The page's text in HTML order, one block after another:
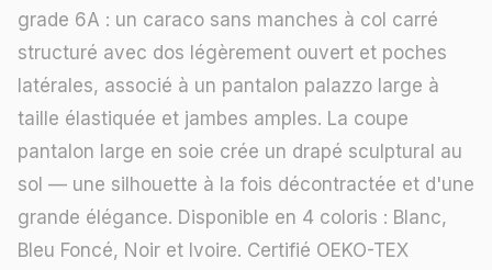
grade 6A : un caraco sans manches à col carré
structuré avec dos légèrement ouvert et poches
latérales, associé à un pantalon palazzo large à
taille élastiquée et jambes amples. La coupe
pantalon large en soie crée un drapé sculptural au
sol — une silhouette à la fois décontractée et d'une
grande élégance. Disponible en 4 coloris : Blanc,
Bleu Foncé, Noir et Ivoire. Certifié OEKO-TEX